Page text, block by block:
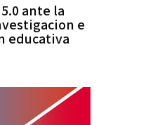
ante la
e
educativa